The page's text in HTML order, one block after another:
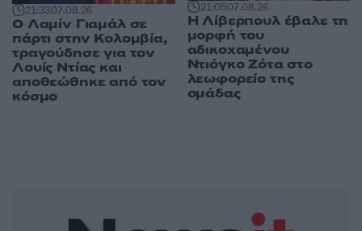
21:3307.08.26
Ο Λαμίν Γιαμάλ σε
πάρτι στην Κολομβία,
τραγούδησε για τον
Λουίς Ντίας και
αποθεώθηκε από τον
κόσμο
21:0507.08.26
Η Λίβερπουλ έβαλε τη
μορφή του
αδικοχαμένου
Ντιόγκο Ζότα στο
λεωφορείο της
ομάδας